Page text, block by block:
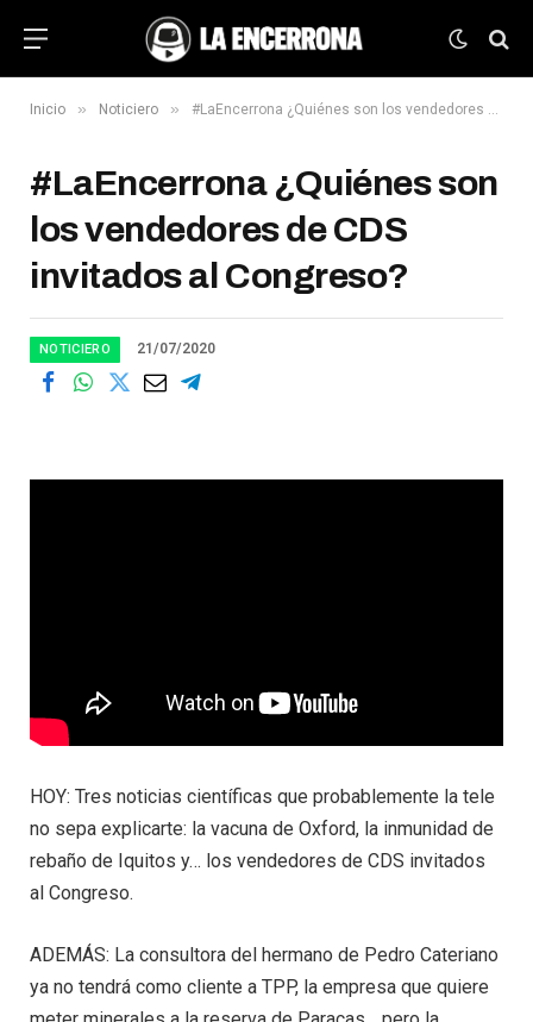
Inicio » Noticiero » #LaEncerrona ¿Quiénes son los vendedores de CDS invitados al Congreso?
#LaEncerrona ¿Quiénes son
los vendedores de CDS
invitados al Congreso?
NOTICIERO 21/07/2020
HOY: Tres noticias científicas que probablemente la tele
no sepa explicarte: la vacuna de Oxford, la inmunidad de
rebaño de Iquitos y… los vendedores de CDS invitados
al Congreso.
ADEMÁS: La consultora del hermano de Pedro Cateriano
ya no tendrá como cliente a TPP, la empresa que quiere